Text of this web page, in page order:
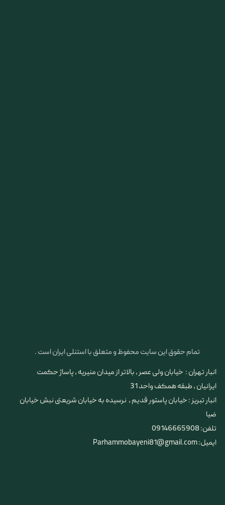
تمام حقوق این سایت محفوظ و متعلق با استنلی ایران است .
انبار تهران : خیابان ولی عصر ، بالاتر از میدان منیریه ، پاساژ حکمت
ایرانیان ، طبقه همکف واحد 31
​​​​​​​انبار تبریز : خیابان پاستور قدیم ، نرسیده به خیابان شریعتی نبش خیابان
ضیا
تلفن: 09146665908
ایمیل: Parhammobayeni81@gmail.com